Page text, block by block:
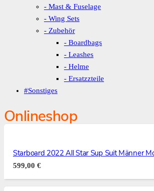
- Mast & Fuselage
- Wing Sets
- Zubehör
- Boardbags
- Leashes
- Helme
- Ersatzzteile
#Sonstiges
Onlineshop
Starboard 2022 All Star Sup Suit Männer
599,00 €